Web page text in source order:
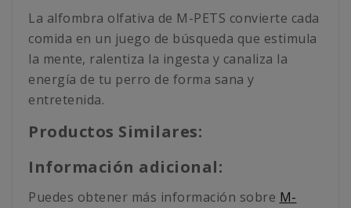
La alfombra olfativa de M-PETS convierte cada
comida en un juego de búsqueda que estimula
la mente, ralentiza la ingesta y canaliza la
energía de tu perro de forma sana y
entretenida.
Productos Similares:
Información adicional:
Puedes obtener más información sobre M-